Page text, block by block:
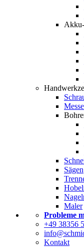
Sägen
Maler
Probleme
+49 38356
Kontakt